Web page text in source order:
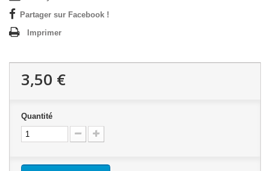
Partager sur Facebook !
Imprimer
3,50 €
Quantité